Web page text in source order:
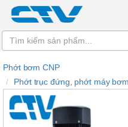
Phớt bơm CNP
Phớt trục đứng, phớt máy